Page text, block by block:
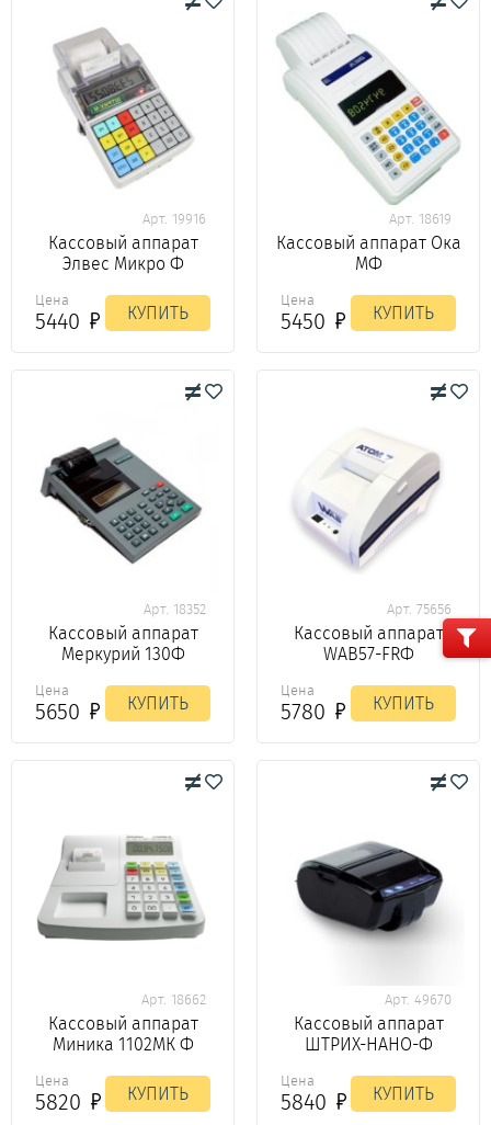
Арт. 19916
Кассовый аппарат
Элвес Микро Ф
Цена
5440 КУПИТЬ
Арт. 18619
Кассовый аппарат Ока
МФ
Цена
5450 КУПИТЬ
Арт. 18352
Кассовый аппарат
Меркурий 130Ф
Цена
5650 КУПИТЬ
Арт. 75656
Кассовый аппарат
WAB57-FRФ
Цена
5780 КУПИТЬ
Арт. 18662
Кассовый аппарат
Миника 1102МК Ф
Цена
5820 КУПИТЬ
Арт. 49670
Кассовый аппарат
ШТРИХ-НАНО-Ф
Цена
5840 КУПИТЬ